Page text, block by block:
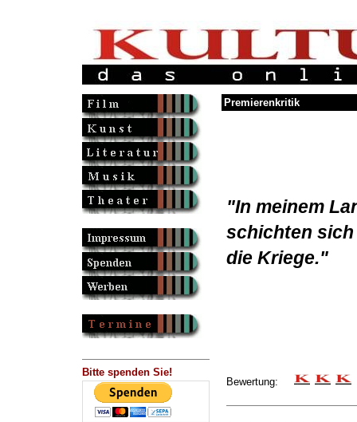
Bitte spenden Sie!
Premierenkritik
"In meinem
schichten sich
die Kriege."
Bewertung: